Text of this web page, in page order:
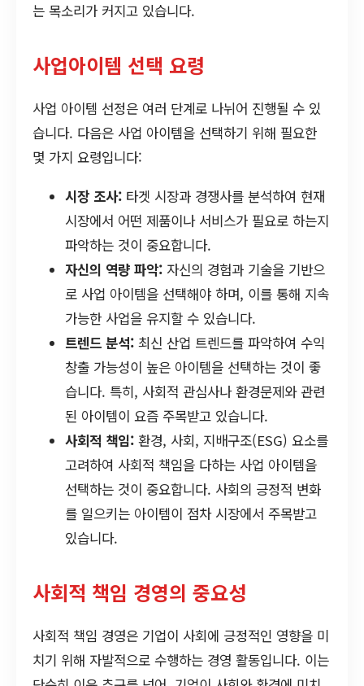
는 목소리가 커지고 있습니다.
사업아이템 선택 요령
사업 아이템 선정은 여러 단계로 나뉘어 진행될 수 있
습니다. 다음은 사업 아이템을 선택하기 위해 필요한
몇 가지 요령입니다:
시장 조사: 타겟 시장과 경쟁사를 분석하여 현재
시장에서 어떤 제품이나 서비스가 필요로 하는지
파악하는 것이 중요합니다.
자신의 역량 파악: 자신의 경험과 기술을 기반으
로 사업 아이템을 선택해야 하며, 이를 통해 지속
가능한 사업을 유지할 수 있습니다.
트렌드 분석: 최신 산업 트렌드를 파악하여 수익
창출 가능성이 높은 아이템을 선택하는 것이 좋
습니다. 특히, 사회적 관심사나 환경문제와 관련
된 아이템이 요즘 주목받고 있습니다.
사회적 책임: 환경, 사회, 지배구조(ESG) 요소를
고려하여 사회적 책임을 다하는 사업 아이템을
선택하는 것이 중요합니다. 사회의 긍정적 변화
를 일으키는 아이템이 점차 시장에서 주목받고
있습니다.
사회적 책임 경영의 중요성
사회적 책임 경영은 기업이 사회에 긍정적인 영향을 미
치기 위해 자발적으로 수행하는 경영 활동입니다. 이는